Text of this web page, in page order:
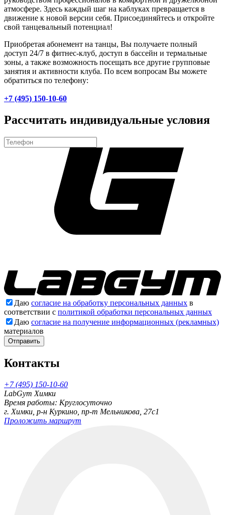
атмосфере. Здесь каждый шаг на каблуках превращается в
движение к новой версии себя. Присоединяйтесь и откройте
свой танцевальный потенциал!
Приобретая абонемент на танцы, Вы получаете полный
доступ 24/7 в фитнес-клуб, доступ в бассейн и термальные
зоны, а также возможность посещать все другие групповые
занятия и активности клуба. По всем вопросам Вы можете
обратиться по телефону:
+7 (495) 150-10-60
Рассчитать индивидуальные условия
Даю согласие на обработку персональных данных в
соответствии с политикой обработки персональных данных
Даю согласие на получение информационных (рекламных)
материалов
Отправить
Контакты
+7 (495) 150-10-60
LabGym Химки
Время работы: Круглосуточно
г. Химки, р-н Куркино, пр-т Мельникова, 27c1
Проложить маршрут